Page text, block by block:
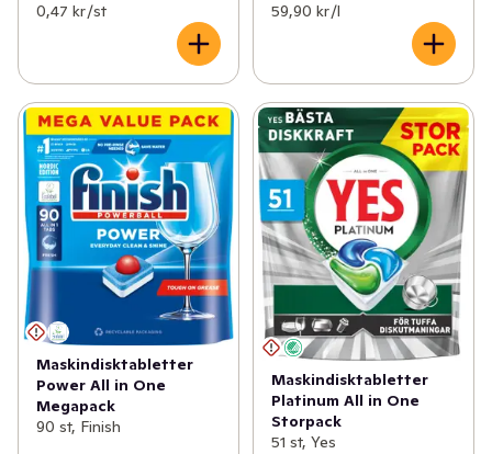
0,47 kr /st 59,90 kr /l
Maskindisktabletter
Power All in One
Megapack
90 st, Finish
Maskindisktabletter
Platinum All in One
Storpack
51 st, Yes